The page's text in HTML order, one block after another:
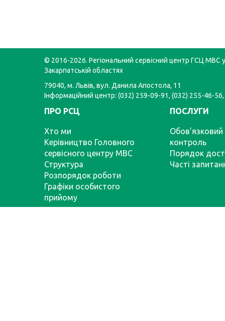
© 2016-2026. Регіональний сервісний центр ГСЦ МВС у
Закарпатській областях
79040, м. Львів, вул. Данила Апостола, 11
Інформаційний центр: (032) 259-09-91, (032) 255-46-
ПРО РСЦ
Хто ми
Керівництво Головного
сервісного центру МВС
Структура
Розпорядок роботи
Графіки особистого
прийому
ПОСЛУГИ
Обов’язковий
контроль
Порядок
Часті